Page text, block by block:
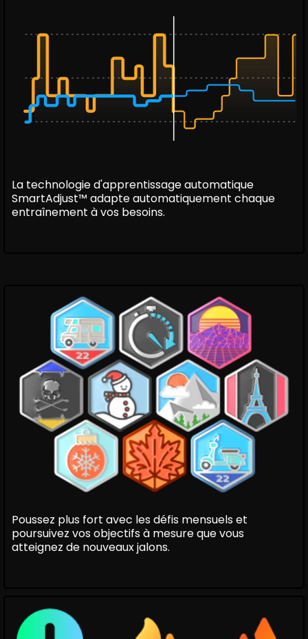
La technologie d'apprentissage automatique
SmartAdjust™ adapte automatiquement chaque
entraînement à vos besoins.
Poussez plus fort avec les défis mensuels et
poursuivez vos objectifs à mesure que vous
atteignez de nouveaux jalons.